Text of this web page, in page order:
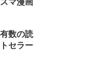
数の読
セラー